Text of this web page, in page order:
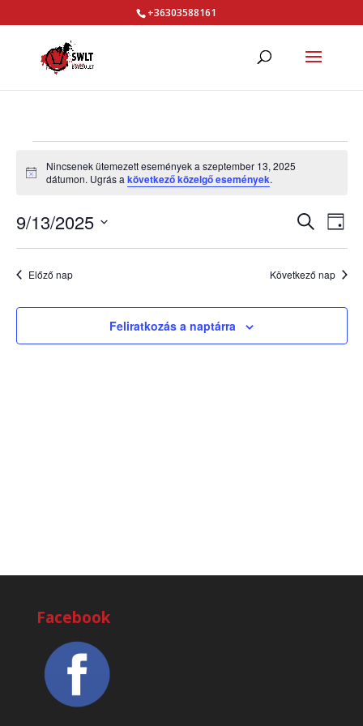
+36303588161
Események
for
szeptember
13,
2025
Notice
Nincsenek ütemezett események a szeptember 13, 2025
dátumon. Ugrás a következő közelgő események.
és
nézet
Keresett
Nap
9/13/2025
Előző nap Következő nap
Feliratkozás a naptárra
Facebook